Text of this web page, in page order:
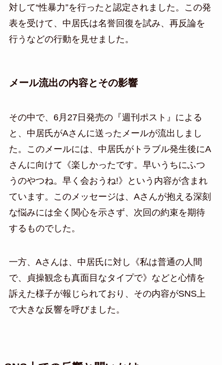
対して“性暴力”を行ったと認定されました。この発
表を受けて、中居氏は名誉回復を試み、再反論を
行うなどの行動を見せました。
メール流出の内容とその影響
その中で、6月27日発売の『週刊ポスト』による
と、中居氏がAさんに送ったメールが流出しまし
た。このメールには、中居氏がトラブル発生後にA
さんに向けて《楽しかったです。早いうちにふつ
うのやつね。早く会おうね!》という内容が含まれ
ています。このメッセージは、Aさんが抱える深刻
な悩みには全く関心を示さず、次回の約束を期待
するものでした。
一方、Aさんは、中居氏に対し《私は普通の人間
で、貞操観念も真面目なタイプで》などと心情を
訴えた様子が報じられており、その内容がSNS上
で大きな反響を呼びました。